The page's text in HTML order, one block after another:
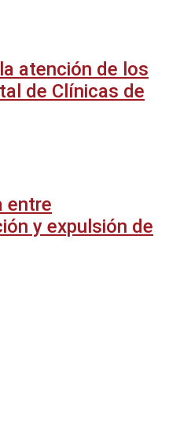
atención de los
de Clínicas de
entre
y expulsión de